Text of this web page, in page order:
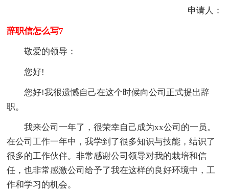
申请人：
辞职信怎么写7
敬爱的领导：
您好!
您好!我很遗憾自己在这个时候向公司正式提出辞
职。
我来公司一年了，很荣幸自己成为xx公司的一员。
在公司工作一年中，我学到了很多知识与技能，结识了
很多的工作伙伴。非常感谢公司领导对我的栽培和信
任，也非常感激公司给予了我在这样的良好环境中，工
作和学习的机会。